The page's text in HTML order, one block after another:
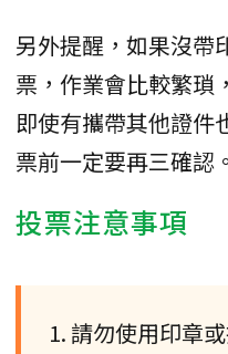
另外提醒，如果沒帶
票，作業會比較繁瑣
即使有攜帶其他證件
票前一定要再三確認。
投票注意事項
1. 請勿使用印章